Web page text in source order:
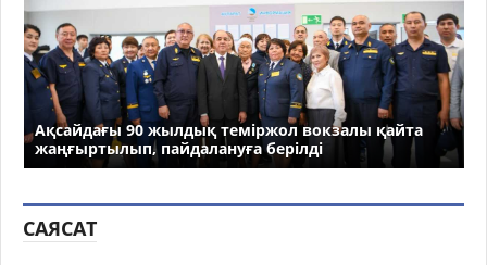
Ақсайдағы 90 жылдық теміржол вокзалы қайта
жаңғыртылып, пайдалануға берілді
САЯСАТ